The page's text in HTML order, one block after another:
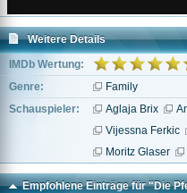
Weitere Details
IMDb Wertung:
Genre:
Family
Schauspieler:
Aglaja Brix
Vijessna Ferkic
Moritz Glaser
Empfohlene Einträge für "Die